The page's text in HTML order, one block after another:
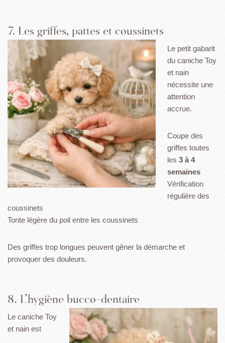
7. Les griffes, pattes et coussinets
Le petit gabarit
du caniche Toy
et nain
nécessite une
attention
accrue.
Coupe des
griffes toutes
les 3 à 4
semaines
Vérification
régulière des
coussinets
Tonte légère du poil entre les coussinets
Des griffes trop longues peuvent gêner la démarche et
provoquer des douleurs.
8. L’hygiène bucco-dentaire
Le caniche Toy
et nain est